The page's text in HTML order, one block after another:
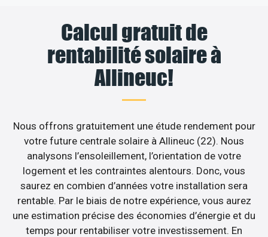
Calcul gratuit de
rentabilité solaire à
Allineuc!
Nous offrons gratuitement une étude rendement pour
votre future centrale solaire à Allineuc (22). Nous
analysons l’ensoleillement, l’orientation de votre
logement et les contraintes alentours. Donc, vous
saurez en combien d’années votre installation sera
rentable. Par le biais de notre expérience, vous aurez
une estimation précise des économies d’énergie et du
temps pour rentabiliser votre investissement. En